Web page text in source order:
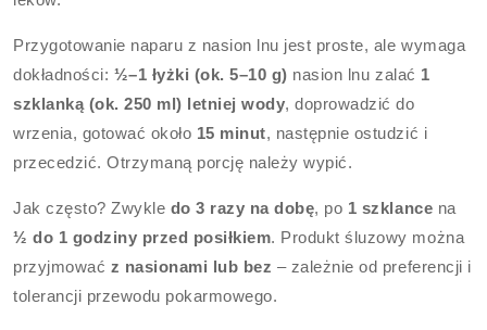
Przygotowanie naparu z nasion lnu jest proste, ale wymaga
dokładności: ½–1 łyżki (ok. 5–10 g) nasion lnu zalać 1
szklanką (ok. 250 ml) letniej wody, doprowadzić do
wrzenia, gotować około 15 minut, następnie ostudzić i
przecedzić. Otrzymaną porcję należy wypić.
Jak często? Zwykle do 3 razy na dobę, po 1 szklance na
½ do 1 godziny przed posiłkiem. Produkt śluzowy można
przyjmować z nasionami lub bez – zależnie od preferencji i
tolerancji przewodu pokarmowego.